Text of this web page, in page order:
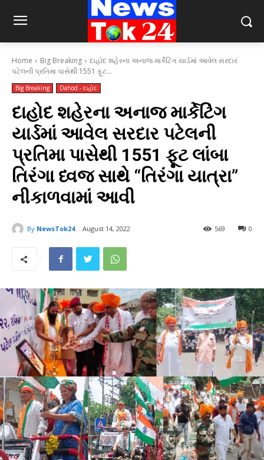
Home Big Breaking
દાહોદ શહેરના અનાજ માર્કેટિંગ યાર્ડમાં આવેલ સરદાર
પટેલની પ્રતિમા પાસેથી 1551 ફૂટ...
Big Breaking Dahod - દાહોદ
દાહોદ શહેરના અનાજ માર્કેટિંગ
યાર્ડમાં આવેલ સરદાર પટેલની
પ્રતિમા પાસેથી 1551 ફૂટ લાંબા
તિરંગા ધ્વજ સાથે “તિરંગા યાત્રા”
નીકાળવામાં આવી
By NewsTok24 August 14, 2022 0
569